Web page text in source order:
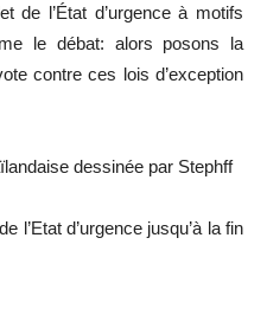
de l’État d’urgence à motifs
le débat: alors posons la
contre ces lois d’exception
dessinée par Stephff
l’Etat d’urgence jusqu’à la fin